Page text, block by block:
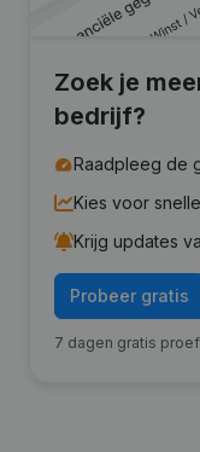
Zoek je
bedrijf?
Raadpleeg de
Kies voor
Krijg updates
Probeer gratis
7 dagen gratis